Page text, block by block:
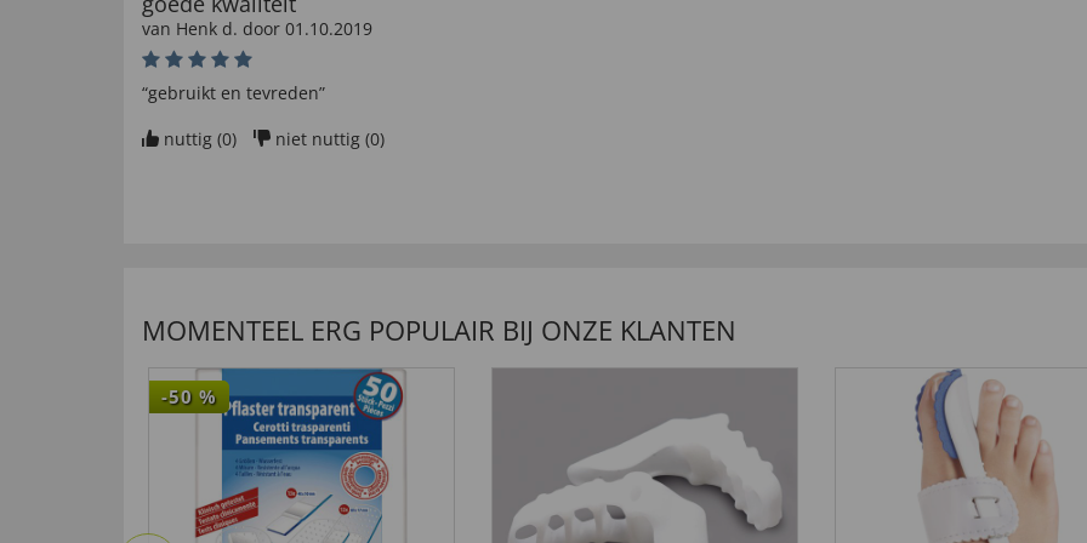
van Henk d. door 01.10.2019
“gebruikt en tevreden”
nuttig (0) niet nuttig (0)
nuttig (0 niet nuttig ( 0
voldoet aan de gestelde verwachting.
. door30.08.2019
“tevreden”
MOMENTEEL ERG POPULAIR BIJ ONZE KLANTEN
-50 %